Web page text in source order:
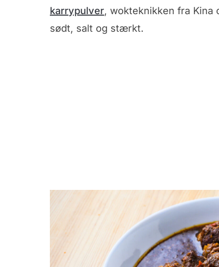
karrypulver, wokteknikken fra Kina
sødt, salt og stærkt.